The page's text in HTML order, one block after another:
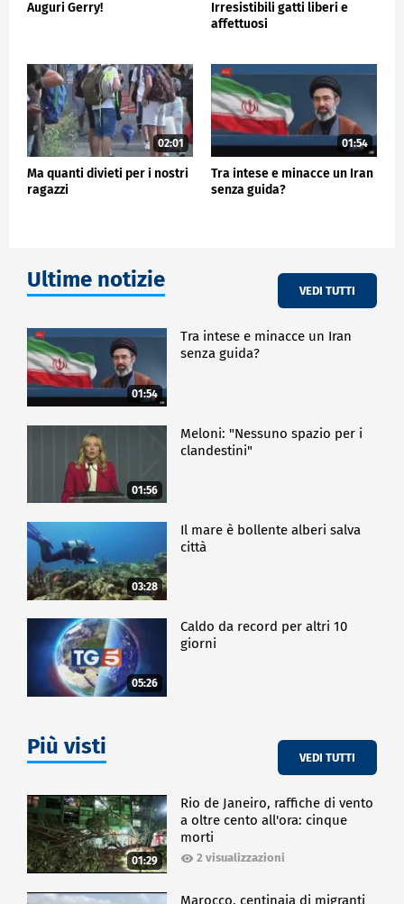
Auguri Gerry!
Irresistibili gatti liberi e
affettuosi
02:01
Ma quanti divieti per i nostri
ragazzi
01:54
Tra intese e minacce un Iran
senza guida?
Ultime notizie VEDI TUTTI
01:54
Tra intese e minacce un Iran
senza guida?
01:56
Meloni: "Nessuno spazio per i
clandestini"
03:28
Il mare è bollente alberi salva
città
05:26
Caldo da record per altri 10
giorni
Più visti VEDI TUTTI
01:29
Rio de Janeiro, raffiche di vento
a oltre cento all'ora: cinque
morti
2 visualizzazioni
Marocco, centinaia di migranti